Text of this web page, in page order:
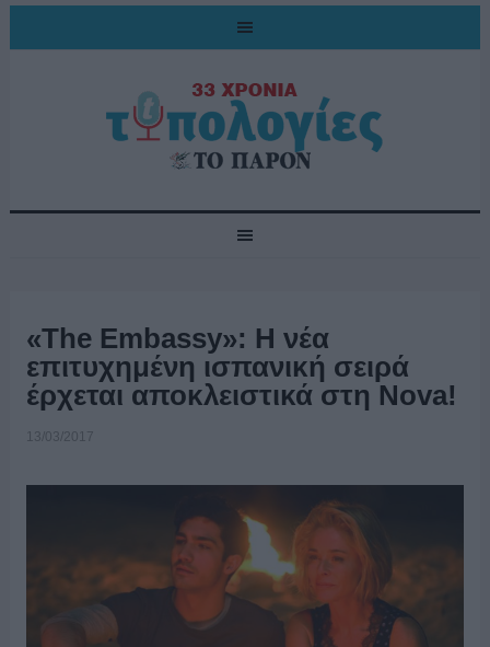
«The Embassy»: Η νέα
επιτυχημένη ισπανική σειρά
έρχεται αποκλειστικά στη Nova!
13/03/2017